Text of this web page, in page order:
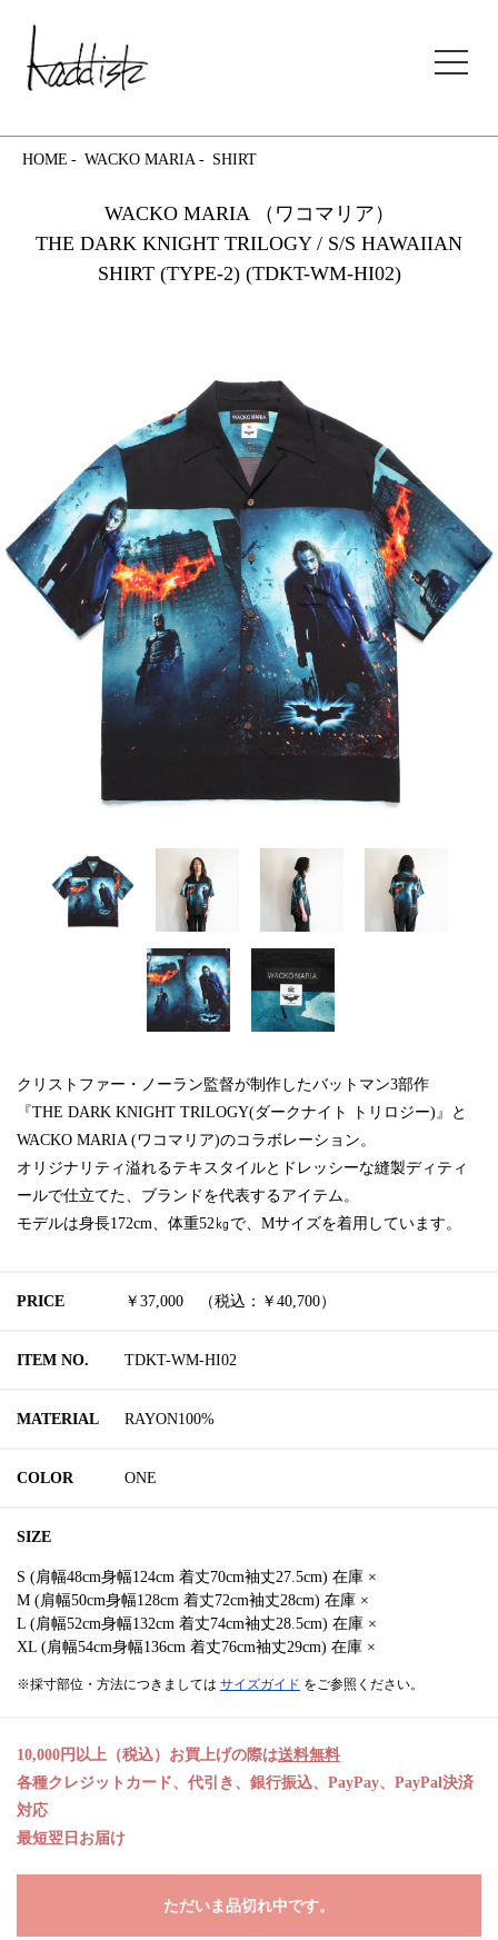
kaddish development store
HOME WACKO MARIA SHIRT
WACKO MARIA （ワコマリア）
THE DARK KNIGHT TRILOGY / S/S HAWAIIAN
SHIRT (TYPE-2) (TDKT-WM-HI02)
クリストファー・ノーラン監督が制作したバットマン3部作
『THE DARK KNIGHT TRILOGY(ダークナイト トリロジー)』と
WACKO MARIA (ワコマリア)のコラボレーション。
オリジナリティ溢れるテキスタイルとドレッシーな縫製ディティ
ールで仕立てた、ブランドを代表するアイテム。
モデルは身長172cm、体重52㎏で、Mサイズを着用しています。
PRICE ￥37,000 （税込：￥40,700）
ITEM NO. TDKT-WM-HI02
MATERIAL RAYON100%
COLOR ONE
SIZE
S (肩幅48cm身幅124cm 着丈70cm袖丈27.5cm) 在庫 ×
M (肩幅50cm身幅128cm 着丈72cm袖丈28cm) 在庫 ×
L (肩幅52cm身幅132cm 着丈74cm袖丈28.5cm) 在庫 ×
XL (肩幅54cm身幅136cm 着丈76cm袖丈29cm) 在庫 ×
※採寸部位・方法につきましては サイズガイド をご参照ください。
10,000円以上（税込）お買上げの際は送料無料
各種クレジットカード、代引き、銀行振込、PayPay、PayPal決済
対応
最短翌日お届け
ただいま品切れ中です。